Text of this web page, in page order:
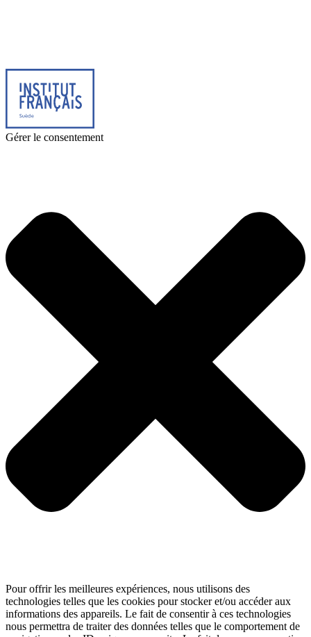
Gérer le consentement
Pour offrir les meilleures expériences, nous utilisons des
technologies telles que les cookies pour stocker et/ou accéder aux
informations des appareils. Le fait de consentir à ces technologies
nous permettra de traiter des données telles que le comportement de